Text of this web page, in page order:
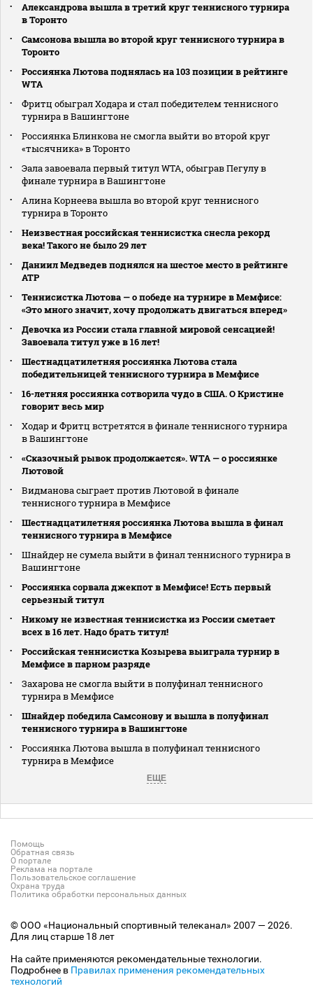
Александрова вышла в третий круг теннисного турнира
в Торонто
Самсонова вышла во второй круг теннисного турнира в
Торонто
Россиянка Лютова поднялась на 103 позиции в рейтинге
WTA
Фритц обыграл Ходара и стал победителем теннисного
турнира в Вашингтоне
Россиянка Блинкова не смогла выйти во второй круг
«тысячника» в Торонто
Эала завоевала первый титул WTA, обыграв Пегулу в
финале турнира в Вашингтоне
Алина Корнеева вышла во второй круг теннисного
турнира в Торонто
Неизвестная российская теннисистка снесла рекорд
века! Такого не было 29 лет
Даниил Медведев поднялся на шестое место в рейтинге
АТР
Теннисистка Лютова — о победе на турнире в Мемфисе:
«Это много значит, хочу продолжать двигаться вперед»
Девочка из России стала главной мировой сенсацией!
Завоевала титул уже в 16 лет!
Шестнадцатилетняя россиянка Лютова стала
победительницей теннисного турнира в Мемфисе
16-летняя россиянка сотворила чудо в США. О Кристине
говорит весь мир
Ходар и Фритц встретятся в финале теннисного турнира
в Вашингтоне
«Сказочный рывок продолжается». WTA — о россиянке
Лютовой
Видманова сыграет против Лютовой в финале
теннисного турнира в Мемфисе
Шестнадцатилетняя россиянка Лютова вышла в финал
теннисного турнира в Мемфисе
Шнайдер не сумела выйти в финал теннисного турнира в
Вашингтоне
Россиянка сорвала джекпот в Мемфисе! Есть первый
серьезный титул
Никому не известная теннисистка из России сметает
всех в 16 лет. Надо брать титул!
Российская теннисистка Козырева выиграла турнир в
Мемфисе в парном разряде
Захарова не смогла выйти в полуфинал теннисного
турнира в Мемфисе
Шнайдер победила Самсонову и вышла в полуфинал
теннисного турнира в Вашингтоне
Россиянка Лютова вышла в полуфинал теннисного
турнира в Мемфисе
ЕЩЕ
Помощь
Обратная связь
О портале
Реклама на портале
Пользовательское соглашение
Охрана труда
Политика обработки персональных данных
© ООО «Национальный спортивный телеканал» 2007 — 2026.
Для лиц старше 18 лет
На сайте применяются рекомендательные технологии.
Подробнее в Правилах применения рекомендательных
технологий